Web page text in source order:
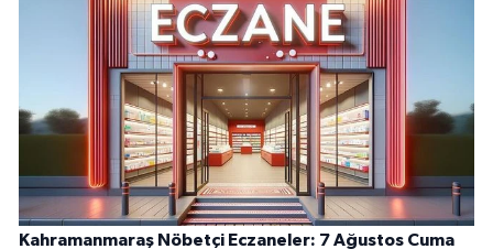
Kahramanmaraş Nöbetçi Eczaneler: 7 Ağustos Cuma